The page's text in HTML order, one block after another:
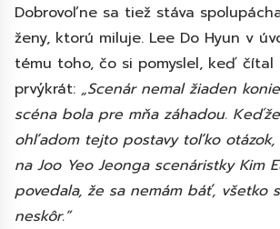
Dobrovoľne sa tiež stáva
ženy, ktorú miluje. Lee Do Hyun v
tému toho, čo si pomyslel, keď čítal
prvýkrát: „Scenár nemal žiaden
scéna bola pre mňa záhadou.
ohľadom tejto postavy toľko otázok,
na Joo Yeo Jeonga scenáristky Kim
povedala, že sa nemám báť, všetko
neskôr.”